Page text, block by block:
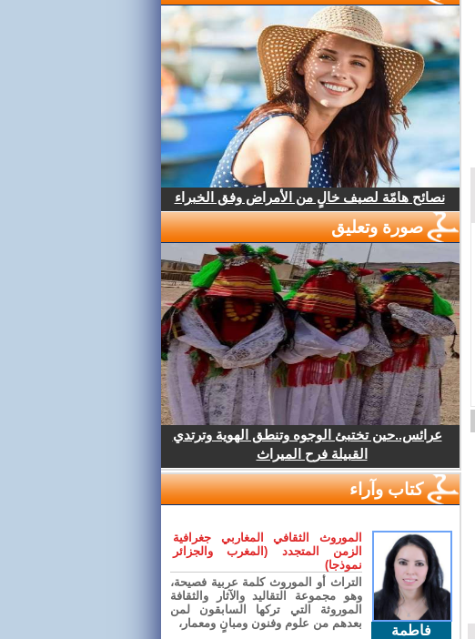
نصائح هامّة لصيف خالٍ من الأمراض وفق الخبراء
صورة وتعليق
عرائس..حين تختبئ الوجوه وتنطق الهوية وترتدي
القبيلة فرح الميراث
كتاب وآراء
فاطمة
الموروث الثقافي المغاربي جغرافية
الزمن المتجدد (المغرب والجزائر
نموذجا)
التراث أو الموروث كلمة عربية فصيحة،
وهو مجموعة التقاليد والآثار والثقافة
الموروثة التي تركها السابقون لمن
بعدهم من علوم وفنون ومبانٍ ومعمار،